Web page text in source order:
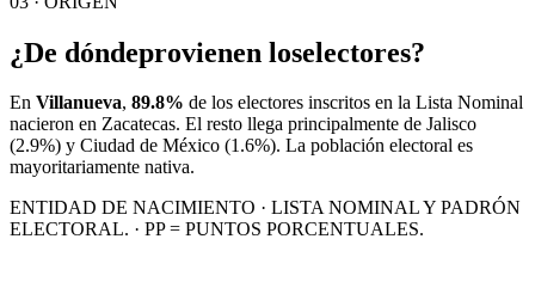
¿De dóndeprovienen loselectores?
En Villanueva, 89.8% de los electores inscritos en la Lista Nominal
nacieron en Zacatecas. El resto llega principalmente de Jalisco
(2.9%) y Ciudad de México (1.6%). La población electoral es
mayoritariamente nativa.
ENTIDAD DE NACIMIENTO · LISTA NOMINAL Y PADRÓN
ELECTORAL. · PP = PUNTOS PORCENTUALES.